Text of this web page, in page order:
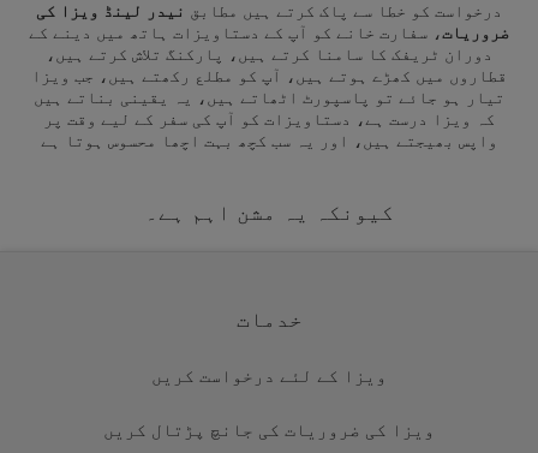
درخواست کو خطا سے پاک کرتے ہیں مطابق
نیدر لینڈ ویزا کی
ضروریات، سفارت خانے کو آپ کے دستاویزات ہاتھ میں دینے کے
دوران ٹریفک کا سامنا کرتے ہیں، پارکنگ تلاش کرتے ہیں،
قطاروں میں کھڑے ہوتے ہیں، آپ کو مطلع رکھتے ہیں، جب ویزا
تیار ہو جائے تو پاسپورٹ اٹھاتے ہیں، یہ یقینی بناتے ہیں
کہ ویزا درست ہے، دستاویزات کو آپ کی سفر کے لیے وقت پر
واپس بھیجتے ہیں، اور یہ سب کچھ بہت اچھا محسوس ہوتا ہے
کیونکہ یہ مشن اہم ہے۔
خدمات
ویزا کے لئے درخواست کریں
ویزا کی ضروریات کی جانچ پڑتال کریں